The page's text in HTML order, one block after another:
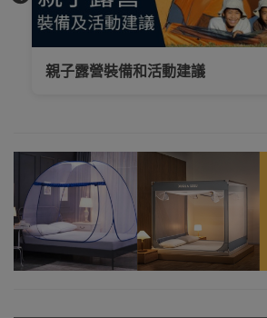
買滿$1000免費送
新界、旺角都
得，睇岩心水就
生活百貨城為
Naturehike香港
地區代理商
Naturehike電滅
蚊燈香港銷售點
親子露營裝備和活動建議